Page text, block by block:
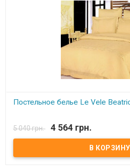
Постельное белье Le Vele
Комплект постельного белья Le Vele
вышивкой.
200х220 см.
Наволочка:50х70 см.(4 шт.)
5 040 грн. 4 564 грн.